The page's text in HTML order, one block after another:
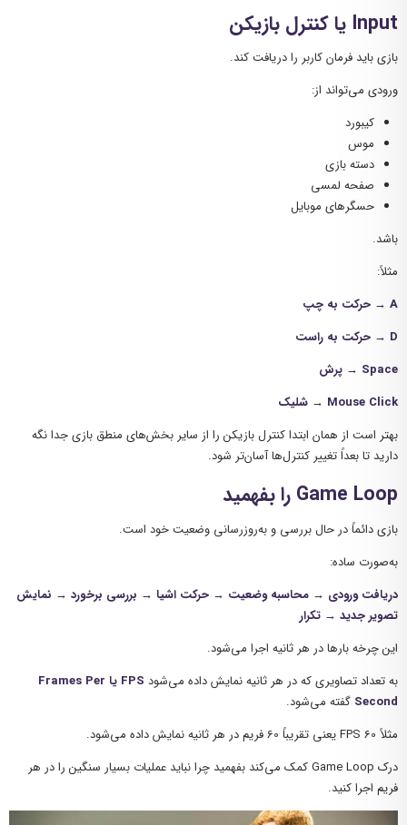
Input یا کنترل بازیکن
بازی باید فرمان کاربر را دریافت کند.
ورودی می‌تواند از:
کیبورد
موس
دسته بازی
صفحه لمسی
حسگرهای موبایل
باشد.
مثلاً:
A → حرکت به چپ
D → حرکت به راست
Space → پرش
Mouse Click → شلیک
بهتر است از همان ابتدا کنترل بازیکن را از سایر بخش‌های منطق بازی جدا نگه
دارید تا بعداً تغییر کنترل‌ها آسان‌تر شود.
Game Loop را بفهمید
بازی دائماً در حال بررسی و به‌روزرسانی وضعیت خود است.
به‌صورت ساده:
دریافت ورودی → محاسبه وضعیت → حرکت اشیا → بررسی برخورد → نمایش
تصویر جدید → تکرار
این چرخه بارها در هر ثانیه اجرا می‌شود.
به تعداد تصاویری که در هر ثانیه نمایش داده می‌شود
FPS یا Frames Per
Second گفته می‌شود.
مثلاً 60 FPS یعنی تقریباً 60 فریم در هر ثانیه نمایش داده می‌شود.
درک Game Loop کمک می‌کند بفهمید چرا نباید عملیات بسیار سنگین را در هر
فریم اجرا کنید.